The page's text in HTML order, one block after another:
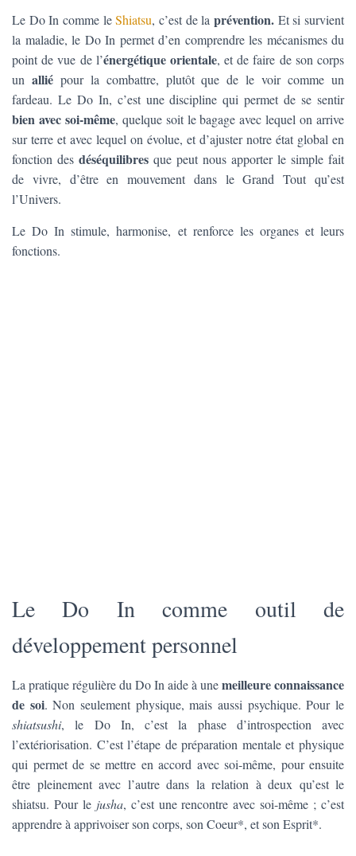
Le Do In comme leShiatsu, c’est de laprévention. Et si survient
la maladie, le Do In permet d’en comprendre les mécanismes du
point de vue de l’énergétique orientale, et de faire de son corps
un alliépour la combattre, plutôt que de le voir comme un
fardeau. Le Do In, c’est une discipline qui permet de se sentir
bien avec soi-même, quelque soit le bagage avec lequel on arrive
sur terre et avec lequel on évolue, et d’ajuster notre état global en
fonction des déséquilibres que peut nous apporter le simple fait
de vivre, d’être en mouvement dans le Grand Tout qu’est
l’Univers.
Le Do In stimule, harmonise, et renforce les organes et leurs
fonctions.
Le Do In comme outil de
développement personnel
La pratique régulière du Do In aide à unemeilleure connaissance
de soi. Non seulement physique, mais aussi psychique. Pour le
shiatsushi, le Do In, c’est la phase d’introspection avec
l’extériorisation. C’est l’étape de préparation mentale et physique
qui permet de se mettre en accord avec soi-même, pour ensuite
être pleinement avec l’autre dans la relation à deux qu’est le
shiatsu. Pour le jusha, c’est une rencontre avec soi-même ; c’est
apprendre à apprivoiser son corps, son Coeur*, et son Esprit*.